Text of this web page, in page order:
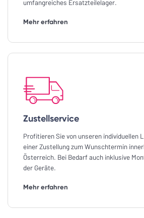
umfangreiches Ersatzteilelager.
Mehr erfahren
Zustellservice
Profitieren Sie von unseren individuellen
einer Zustellung zum Wunschtermin
Österreich. Bei Bedarf auch inklusive
der Geräte.
Mehr erfahren